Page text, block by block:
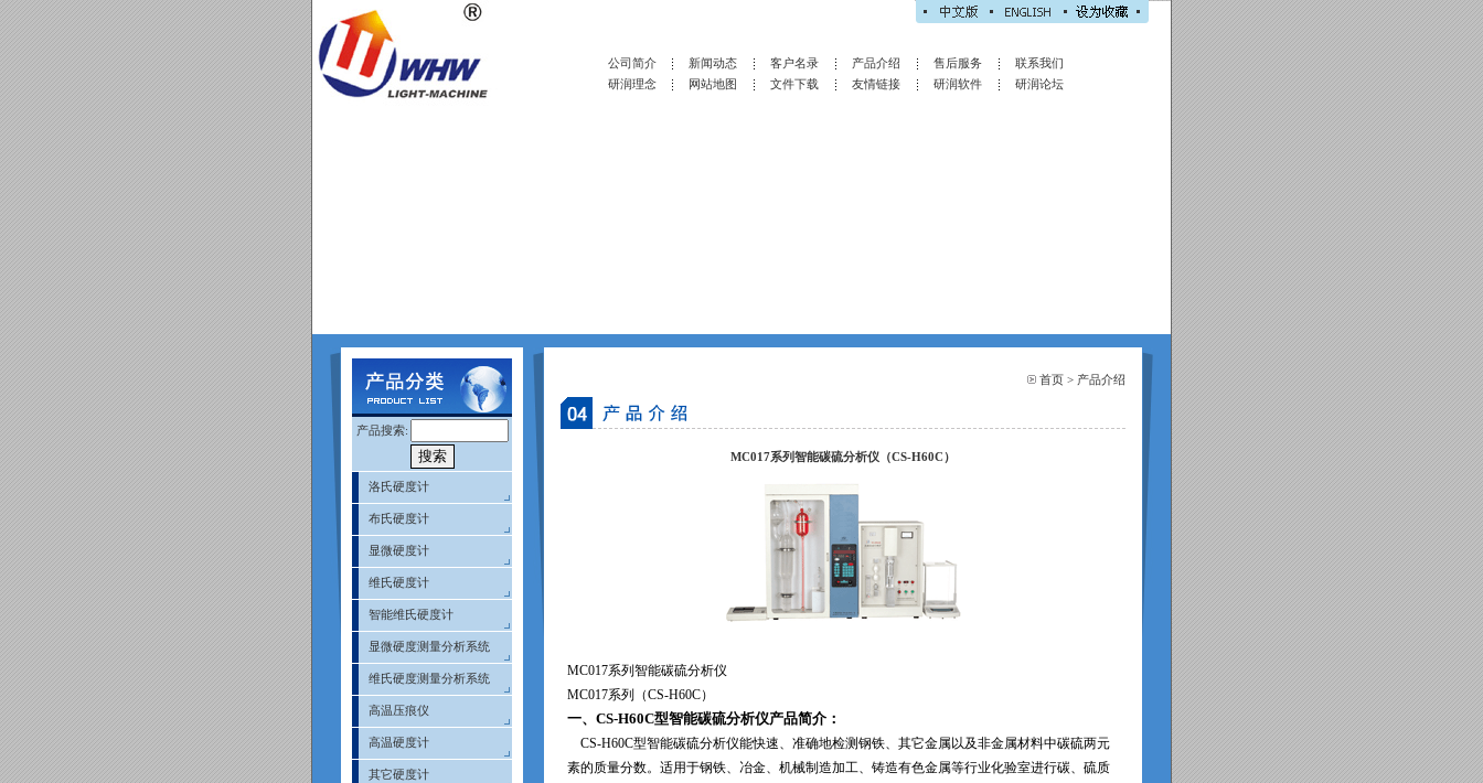
公司简介 新闻动态 客户名录 产品介绍 售后服务
联系我们
研润理念
网站地图 文件下载 友情链接 研润软件 研润论坛
产品搜索:
洛氏硬度计
布氏硬度计
显微硬度计
维氏硬度计
智能维氏硬度计
显微硬度测量分析系统
维氏硬度测量分析系统
高温压痕仪
高温硬度计
其它硬度计
首页 > 产品介绍
MC017系列智能碳硫分析仪（CS-H60C）
MC017系列智能碳硫分析仪
MC017系列（CS-H60C）
一、 CS-H60C型智能碳硫分析仪产品简介：
CS-H60C型智能碳硫分析仪能快速、准确地检测钢铁、其它金属以及非金属材料中碳硫两元
素的质量分数。适用于钢铁、冶金、机械制造加工、铸造有色金属等行业化验室进行碳、硫质